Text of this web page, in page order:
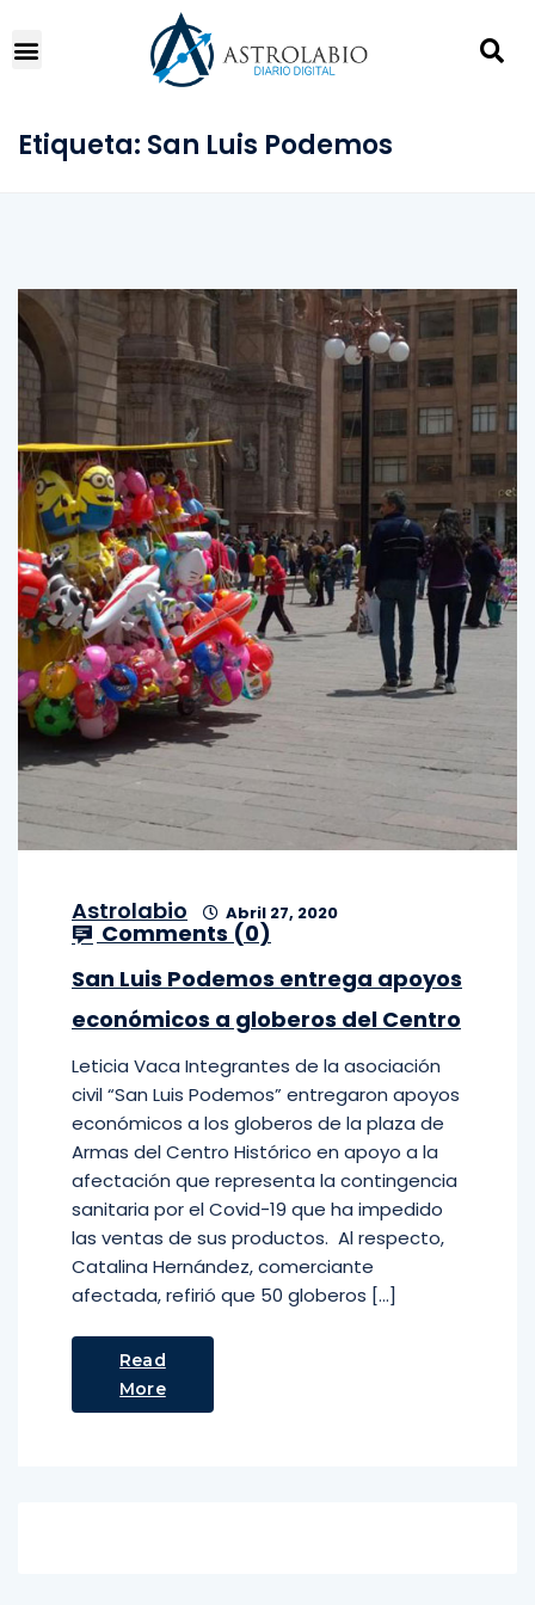
Etiqueta: San Luis Podemos
Astrolabio Abril 27, 2020
Comments (0)
San Luis Podemos entrega apoyos
económicos a globeros del Centro
Leticia Vaca Integrantes de la asociación
civil “San Luis Podemos” entregaron apoyos
económicos a los globeros de la plaza de
Armas del Centro Histórico en apoyo a la
afectación que representa la contingencia
sanitaria por el Covid-19 que ha impedido
las ventas de sus productos. Al respecto,
Catalina Hernández, comerciante
afectada, refirió que 50 globeros […]
Read
More